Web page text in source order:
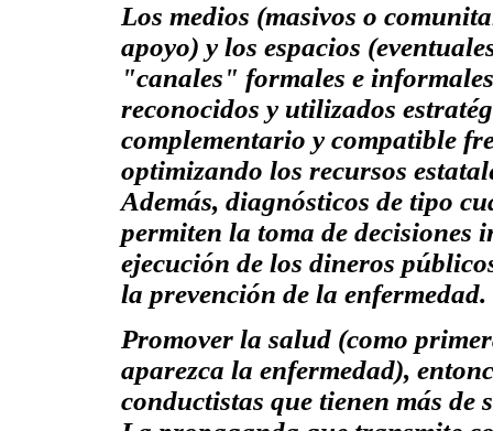
Los medios (masivos o
apoyo) y los espacios
"canales" formales e
reconocidos y utilizados
complementario y compatible
optimizando los recursos
Además, diagnósticos de tipo
permiten la toma de decisiones
ejecución de los dineros
la prevención de la enfermedad.
Promover la salud (como
aparezca la enfermedad),
conductistas que tienen más de